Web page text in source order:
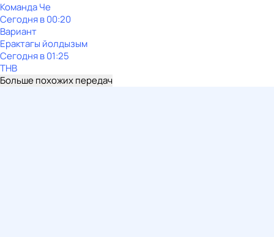
Команда Че
Сегодня в 00:20
Вариант
Ерактагы йолдызым
Сегодня в 01:25
ТНВ
Больше похожих передач